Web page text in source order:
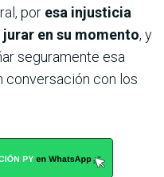
por esa injusticia
en su momento, y
seguramente esa
conversación con los